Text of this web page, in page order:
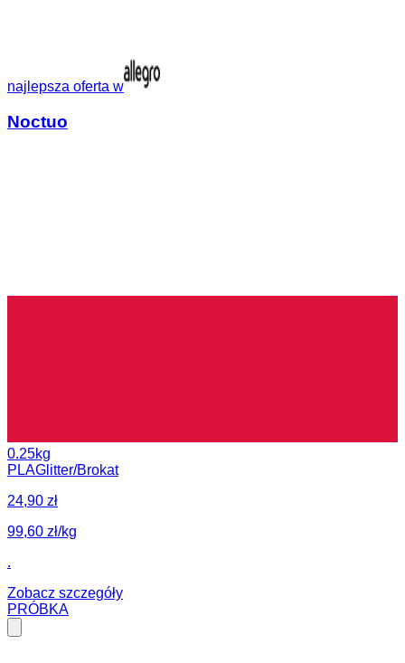
najlepsza oferta w
Noctuo
0.25kg
PLAGlitter/Brokat
24,90 zł
99,60 zł/kg
.
Zobacz szczegóły
PRÓBKA